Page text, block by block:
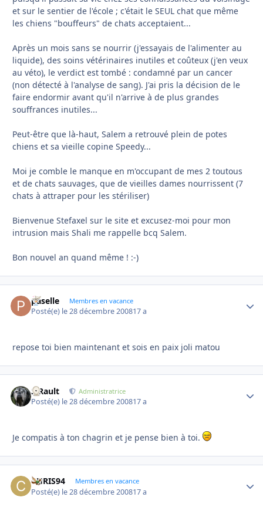
et sur le sentier de l'école ; c'était le SEUL chat que même
les chiens "bouffeurs" de chats acceptaient...
Après un mois sans se nourrir (j'essayais de l'alimenter au
liquide), des soins vétérinaires inutiles et coûteux (j'en veux
au véto), le verdict est tombé : condamné par un cancer
(non détecté à l'analyse de sang). J'ai pris la décision de le
faire endormir avant qu'il n'arrive à de plus grandes
souffrances inutiles...
Peut-être que là-haut, Salem a retrouvé plein de potes
chiens et sa vieille copine Speedy...
Moi je comble le manque en m'occupant de mes 2 toutous
et de chats sauvages, que de vieilles dames nourrissent (7
chats à attraper pour les stériliser)
Bienvenue Stefaxel sur le site et excusez-moi pour mon
intrusion mais Shali me rappelle bcq Salem.
Bon nouvel an quand même ! :-)
paselle Membres en vacance
Posté(e) le 28 décembre 200817 a
repose toi bien maintenant et sois en paix joli matou
S.Rault Administratrice
Posté(e) le 28 décembre 200817 a
Je compatis à ton chagrin et je pense bien à toi.
CHRIS94 Membres en vacance
Posté(e) le 28 décembre 200817 a